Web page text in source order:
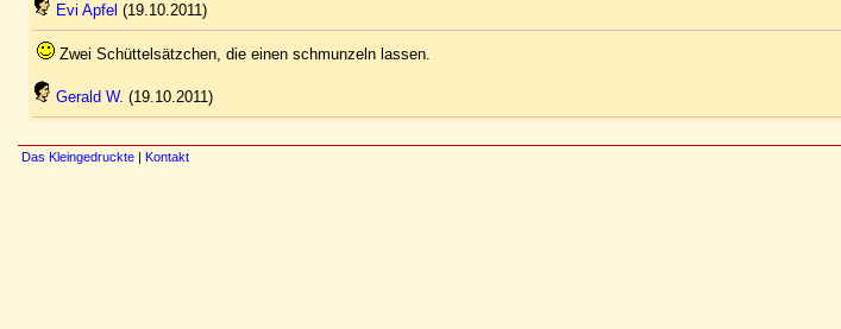
Evi Apfel (19.10.2011)
Zwei Schüttelsätzchen, die einen schmunzeln lassen.
Gerald W. (19.10.2011)
Das Kleingedruckte | Kontakt